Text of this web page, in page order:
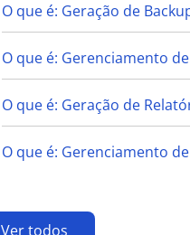
O que é: Geração de
O que é: Gerenciamento
O que é: Geração de
O que é: Gerenciamento
Ver todos